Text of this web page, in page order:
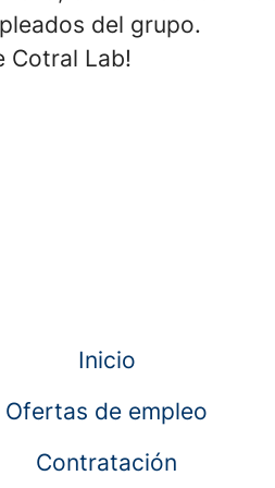
del grupo.
Cotral Lab!
Inicio
Ofertas de empleo
Contratación